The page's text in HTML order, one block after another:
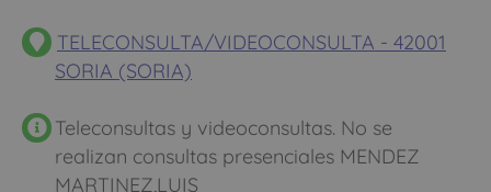
TELECONSULTA/VIDEOCONSULTA - 42001
SORIA (SORIA)
Teleconsultas y videoconsultas. No se
realizan consultas presenciales MENDEZ
MARTINEZ,LUIS